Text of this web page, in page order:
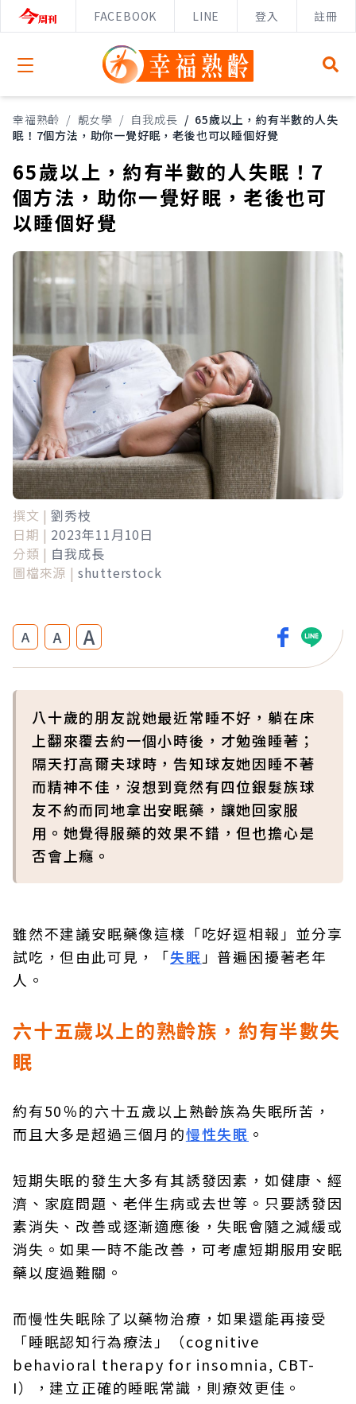
FACEBOOK LINE 登入 註冊
Open menu
幸福熟齡 / 靚女學 / 自我成長 / 65歲以上，約有半數的人失
眠！7個方法，助你一覺好眠，老後也可以睡個好覺
65歲以上，約有半數的人失眠！7
個方法，助你一覺好眠，老後也可
以睡個好覺
撰文 | 劉秀枝
日期 | 2023年11月10日
分類 | 自我成長
圖檔來源 | shutterstock
A A A
八十歲的朋友說她最近常睡不好，躺在床
上翻來覆去約一個小時後，才勉強睡著；
隔天打高爾夫球時，告知球友她因睡不著
而精神不佳，沒想到竟然有四位銀髮族球
友不約而同地拿出安眠藥，讓她回家服
用。她覺得服藥的效果不錯，但也擔心是
否會上癮。
雖然不建議安眠藥像這樣「吃好逗相報」並分享
試吃，但由此可見，「失眠 」普遍困擾著老年
人。
六十五歲以上的熟齡族，約有半數失
眠
約有50％的六十五歲以上熟齡族為失眠所苦，
而且大多是超過三個月的慢性失眠 。
短期失眠的發生大多有其誘發因素，如健康、經
濟、家庭問題、老伴生病或去世等。只要誘發因
素消失、改善或逐漸適應後，失眠會隨之減緩或
消失。如果一時不能改善，可考慮短期服用安眠
藥以度過難關。
而慢性失眠除了以藥物治療，如果還能再接受
「睡眠認知行為療法」（cognitive
behavioral therapy for insomnia, CBT-
I），建立正確的睡眠常識，則療效更佳。